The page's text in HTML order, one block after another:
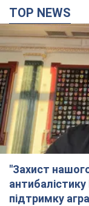
TOP NEWS
"Захист
антибалістику
підтримку